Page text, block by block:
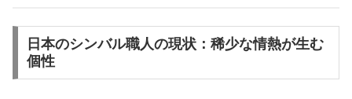
日本のシンバル職人の現状：稀少な情熱が生む
個性